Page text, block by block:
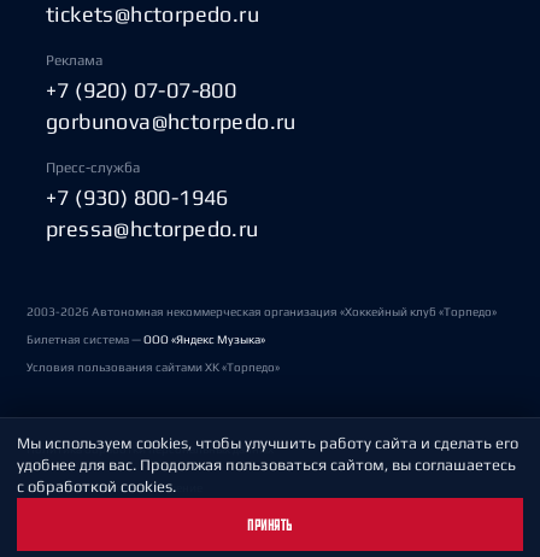
tickets@hctorpedo.ru
Реклама
+7 (920) 07-07-800
gorbunova@hctorpedo.ru
Пресс-служба
+7 (930) 800-1946
pressa@hctorpedo.ru
2003-2026 Автономная некоммерческая организация «Хоккейный клуб «Торпедо»
Билетная система —ООО «Яндекс Музыка»
Условия пользования сайтами ХК «Торпедо»
Политика обработки персональных данных
Пользовательское соглашение
Мы используем cookies, чтобы улучшить работу сайта и сделать его
удобнее для вас. Продолжая пользоваться сайтом, вы соглашаетесь
с обработкой cookies.
ПРИНЯТЬ